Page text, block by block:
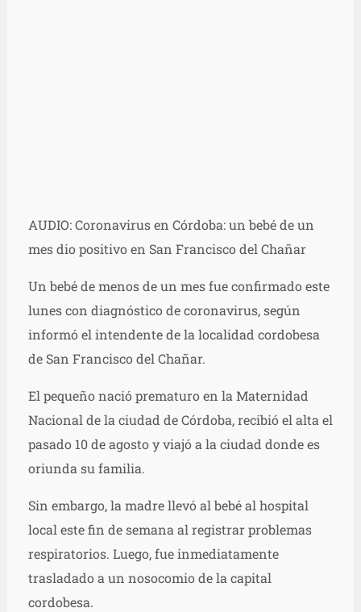
AUDIO: Coronavirus en Córdoba: un bebé de un
mes dio positivo en San Francisco del Chañar
Un bebé de menos de un mes fue confirmado este
lunes con diagnóstico de coronavirus, según
informó el intendente de la localidad cordobesa
de San Francisco del Chañar.
El pequeño nació prematuro en la Maternidad
Nacional de la ciudad de Córdoba, recibió el alta el
pasado 10 de agosto y viajó a la ciudad donde es
oriunda su familia.
Sin embargo, la madre llevó al bebé al hospital
local este fin de semana al registrar problemas
respiratorios. Luego, fue inmediatamente
trasladado a un nosocomio de la capital
cordobesa.